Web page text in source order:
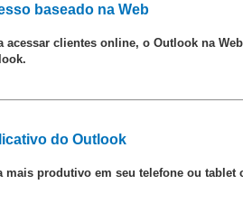
baseado na Web
acessar clientes online, o Outlook na
do Outlook
mais produtivo em seu telefone ou